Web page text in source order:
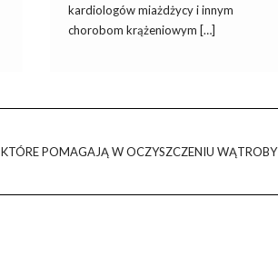
kardiologów miażdżycy i innym
chorobom krążeniowym […]
POMAGAJĄ W OCZYSZCZENIU WĄTROBY